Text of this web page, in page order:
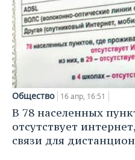
Общество 16 апр, 16:51
В 78 населенных
отсутствует
связи для